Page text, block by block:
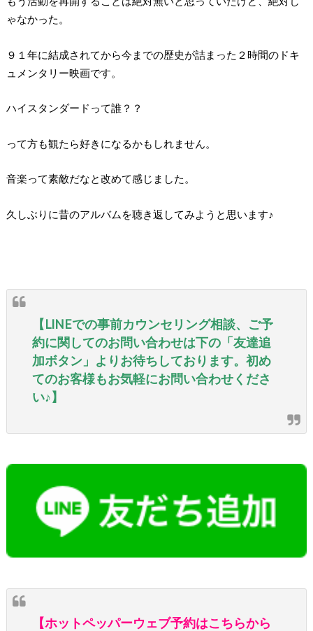
ゃなかった。
９１年に結成されてから今までの歴史が詰まった２時間のドキ
ュメンタリー映画です。
ハイスタンダードって誰？？
って方も観たら好きになるかもしれません。
音楽って素敵だなと改めて感じました。
久しぶりに昔のアルバムを聴き返してみようと思います♪
【LINEでの事前カウンセリング相談、ご予
約に関してのお問い合わせは下の「友達追
加ボタン」よりお待ちしております。初め
てのお客様もお気軽にお問い合わせくださ
い♪】
【ホットペッパーウェブ予約はこちらから